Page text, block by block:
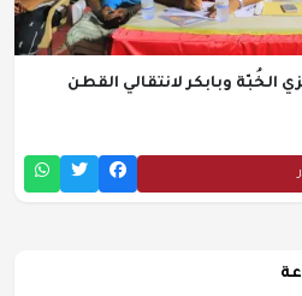
الخُبّة وبابكر لانتقالي القطن